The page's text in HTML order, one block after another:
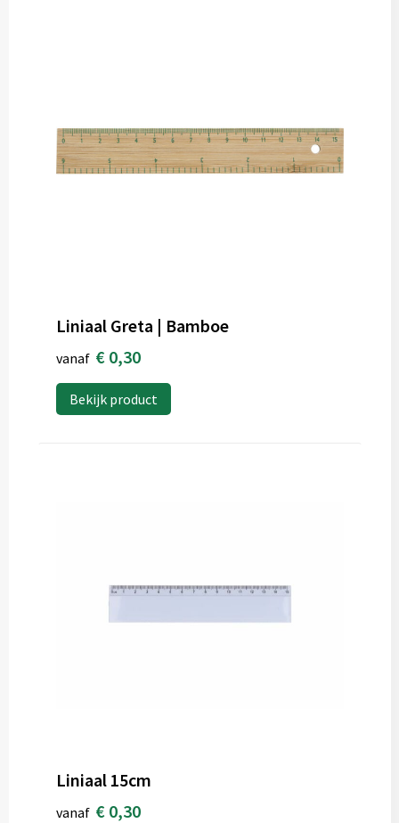
Liniaal Greta | Bamboe
vanaf € 0,30
Bekijk product
Liniaal 15cm
vanaf € 0,30